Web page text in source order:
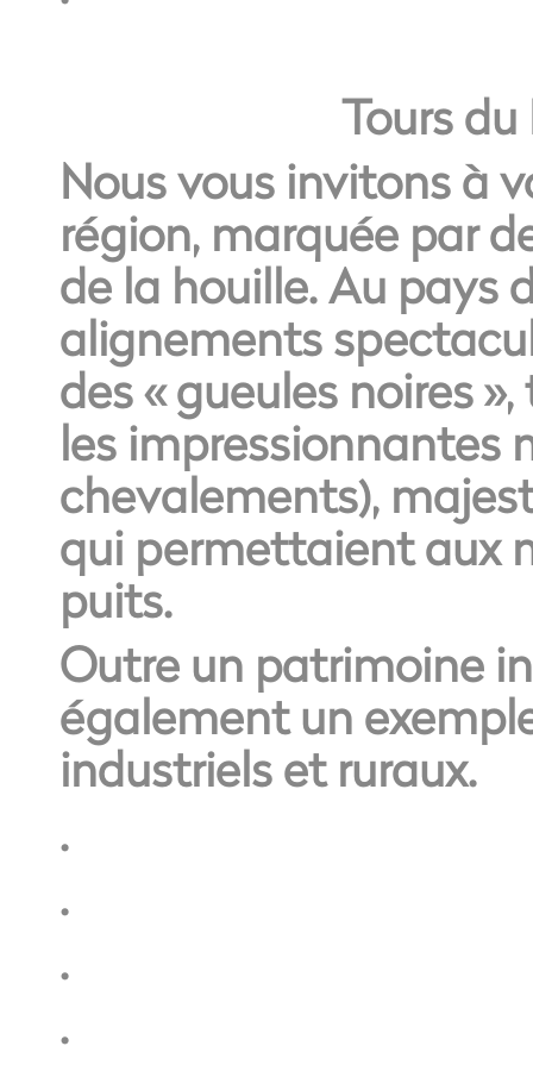
Tours
Nous vous invitons à
région, marquée par
de la houille. Au pays
alignements
des « gueules noires
les impressionnantes
chevalements),
qui permettaient aux
puits.
Outre un patrimoine
également un
industriels et ruraux.
.
.
.
.